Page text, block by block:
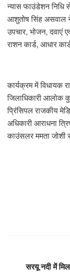
न्यास फाउंडेशन
आशुतोष सिंह असवाल ने
उपचार, भोजन, दवाएं
राशन कार्ड, आधार
कार्यक्रम में विधायक
जिलाधिकारी आलोक
प्रिंसिपल राजकीय
अधिकारी आराधना
काउंसलर ममता जोशी
सरयू नदी में